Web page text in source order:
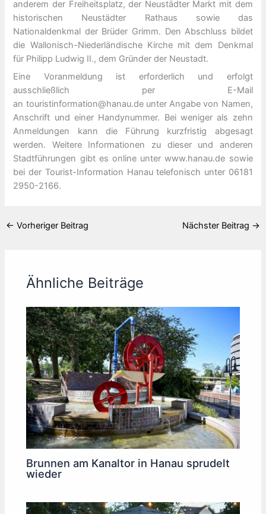
anderem der Freiheitsplatz, der Neustädter Markt mit dem
historischen Neustädter Rathaus sowie das
Nationaldenkmal der Brüder Grimm. Den Abschluss bildet
die Wallonisch-Niederländische Kirche mit dem Denkmal
für Philipp Ludwig II., dem Gründer der Neustadt.
Eine Voranmeldung ist erforderlich und erfolgt
ausschließlich per E-Mail
an touristinformation@hanau.de unter Angabe von Namen,
Anschrift und einer Handynummer. Bei weniger als zehn
Anmeldungen kann die Führung kurzfristig abgesagt
werden. Weitere Informationen zu dieser und anderen
Stadtführungen gibt es online unter www.hanau.de sowie
bei der Tourist-Information Hanau telefonisch unter 06181
2950-2166.
← Vorheriger Beitrag Nächster Beitrag →
Ähnliche Beiträge
Brunnen am Kanaltor in Hanau sprudelt
wieder